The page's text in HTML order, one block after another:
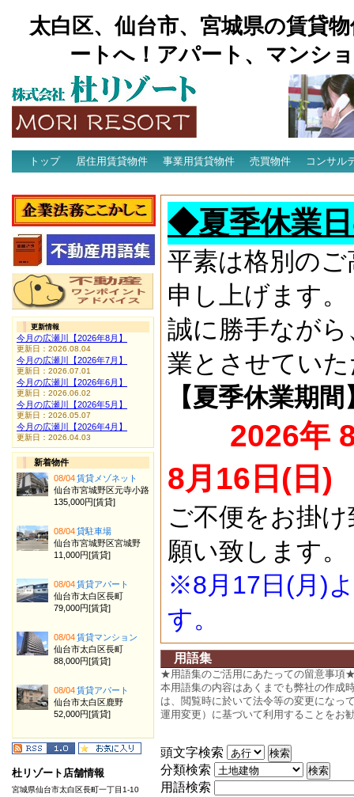
太白区、仙台市、宮城県の賃貸
ートへ！アパート、マンシ
トップ 居住用賃貸物件 事業用賃貸物件 売買物件
コンサル
◆夏季休業
平素は格別の
申し上げます。
誠に勝手なが
業とさせてい
【夏季休業期間
2026年
8月16日(日)
ご不便をお掛
願い致します。
※8月17日(月)
す。
用語集
★用語集のご活用にあたっての留意事項
本用語集の内容はあくまでも弊社の作成
は、閲覧時に於いて法令等の変更になっ
運用変更）に基づいて利用することをお
頭文字検索
分類検索
用語検索
更新情報
今月の広瀬川【2026年8月】
更新日：2026.08.04
今月の広瀬川【2026年7月】
更新日：2026.07.01
今月の広瀬川【2026年6月】
更新日：2026.06.02
今月の広瀬川【2026年5月】
更新日：2026.05.07
今月の広瀬川【2026年4月】
更新日：2026.04.03
新着物件
08/04賃貸メゾネット
仙台市宮城野区元寺小路
135,000円[賃貸]
08/04貸駐車場
仙台市宮城野区宮城野
11,000円[賃貸]
08/04賃貸アパート
仙台市太白区長町
79,000円[賃貸]
08/04賃貸マンション
仙台市太白区長町
88,000円[賃貸]
08/04賃貸アパート
仙台市太白区鹿野
52,000円[賃貸]
杜リゾート店舗情報
宮城県仙台市太白区長町一丁目1-10